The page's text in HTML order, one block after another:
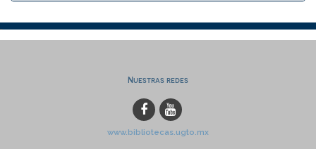
Nuestras redes
www.bibliotecas.ugto.mx